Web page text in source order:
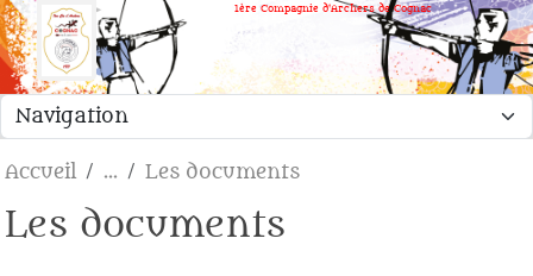
1ère Compagnie d'Archers de Cognac
Accueil Les documents
Les documents
Panneau de gestion des cookies